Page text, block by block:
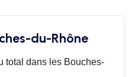
du-Rhône
total dans les Bouches-